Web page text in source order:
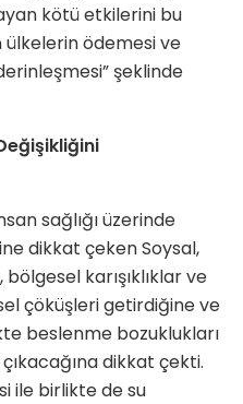
kötü etkilerini bu
ödemesi ve
şeklinde
sağlığı üzerinde
dikkat çeken Soysal,
bölgesel karışıklıklar ve
çöküşleri getirdiğine ve
beslenme bozuklukları
dikkat çekti.
ile birlikte de su